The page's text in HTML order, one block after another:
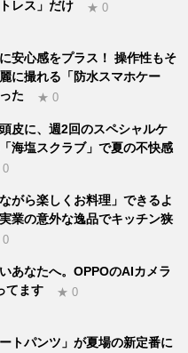
レス」だけ
★ 0
安心感をプラス！ 操作性もそ
に撮れる「防水スマホケー
た
★ 0
皮に、週2回のスペシャルケ
海塩スクラブ」で夏の不快感
がら楽しくお料理」できるよ
業の意外な逸品でキッチン狭
あなたへ。OPPOのAIカメラ
てます
★ 0
トパンツ」が夏場の新定番に